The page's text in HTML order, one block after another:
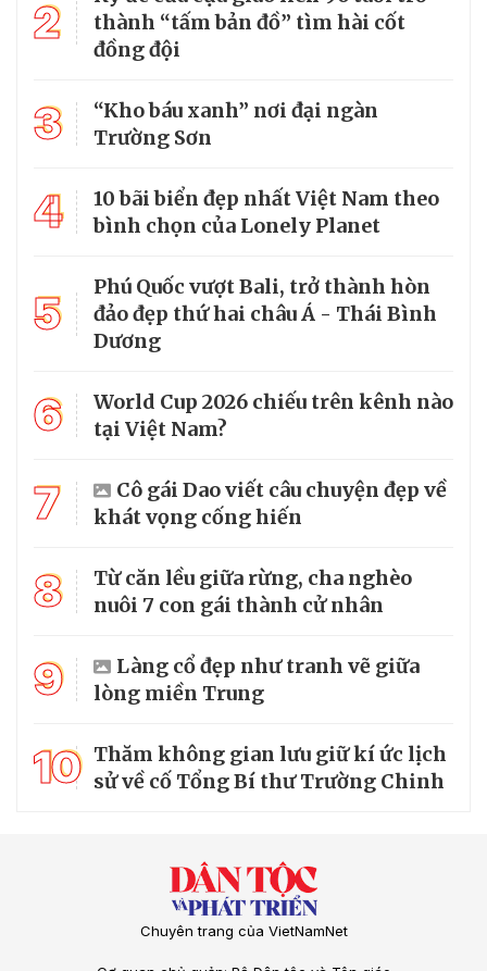
2
thành “tấm bản đồ” tìm hài cốt
đồng đội
3
“Kho báu xanh” nơi đại ngàn
Trường Sơn
4
10 bãi biển đẹp nhất Việt Nam theo
bình chọn của Lonely Planet
5
Phú Quốc vượt Bali, trở thành hòn
đảo đẹp thứ hai châu Á - Thái Bình
Dương
6
World Cup 2026 chiếu trên kênh nào
tại Việt Nam?
7
Cô gái Dao viết câu chuyện đẹp về
khát vọng cống hiến
8
Từ căn lều giữa rừng, cha nghèo
nuôi 7 con gái thành cử nhân
9
Làng cổ đẹp như tranh vẽ giữa
lòng miền Trung
10 Thăm không gian lưu giữ kí ức lịch
sử về cố Tổng Bí thư Trường Chinh
Chuyên trang của VietNamNet